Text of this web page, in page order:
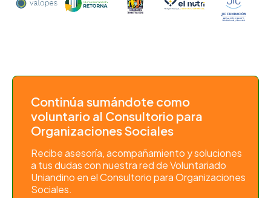
Continúa sumándote como
voluntario al Consultorio para
Organizaciones Sociales
Recibe asesoría, acompañamiento y soluciones
a tus dudas con nuestra red de Voluntariado
Uniandino en el Consultorio para Organizaciones
Sociales.